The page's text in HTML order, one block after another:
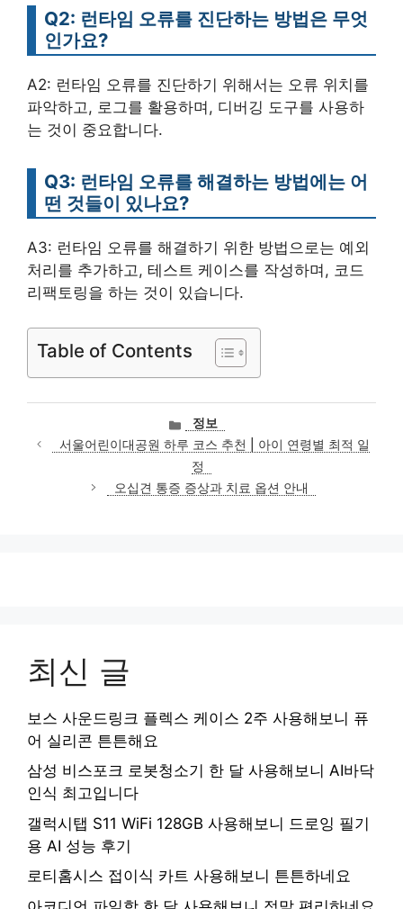
Q2: 런타임 오류를 진단하는 방법은 무엇
인가요?
A2: 런타임 오류를 진단하기 위해서는 오류 위치를
파악하고, 로그를 활용하며, 디버깅 도구를 사용하
는 것이 중요합니다.
Q3: 런타임 오류를 해결하는 방법에는 어
떤 것들이 있나요?
A3: 런타임 오류를 해결하기 위한 방법으로는 예외
처리를 추가하고, 테스트 케이스를 작성하며, 코드
리팩토링을 하는 것이 있습니다.
Table of Contents
카
테
고
리
정보
서울어린이대공원 하루 코스 추천 | 아이 연령별 최적 일
정
오십견 통증 증상과 치료 옵션 안내
최신 글
보스 사운드링크 플렉스 케이스 2주 사용해보니 퓨
어 실리콘 튼튼해요
삼성 비스포크 로봇청소기 한 달 사용해보니 AI바닥
인식 최고입니다
갤럭시탭 S11 WiFi 128GB 사용해보니 드로잉 필기
용 AI 성능 후기
로티홈시스 접이식 카트 사용해보니 튼튼하네요